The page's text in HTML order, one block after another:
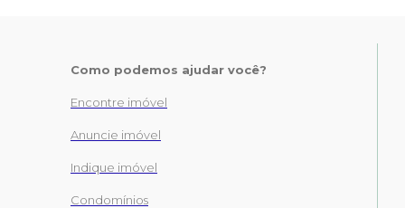
Como podemos ajudar você?
Encontre imóvel
Anuncie imóvel
Indique imóvel
Condomínios